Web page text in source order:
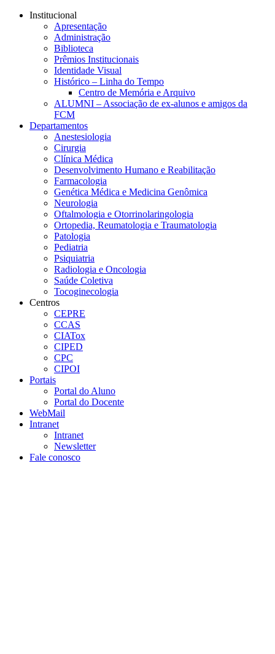
Conteúdo principal
Institucional
Apresentação
Administração
Biblioteca
Prêmios Institucionais
Identidade Visual
Histórico – Linha do Tempo
Centro de Memória e Arquivo
ALUMNI – Associação de ex-alunos e amigos da
FCM
Departamentos
Anestesiologia
Cirurgia
Clínica Médica
Desenvolvimento Humano e Reabilitação
Farmacologia
Genética Médica e Medicina Genômica
Neurologia
Oftalmologia e Otorrinolaringologia
Ortopedia, Reumatologia e Traumatologia
Patologia
Pediatria
Psiquiatria
Radiologia e Oncologia
Saúde Coletiva
Tocoginecologia
Centros
CEPRE
CCAS
CIATox
CIPED
CPC
CIPOI
Portais
Portal do Aluno
Portal do Docente
WebMail
Intranet
Intranet
Newsletter
Fale conosco